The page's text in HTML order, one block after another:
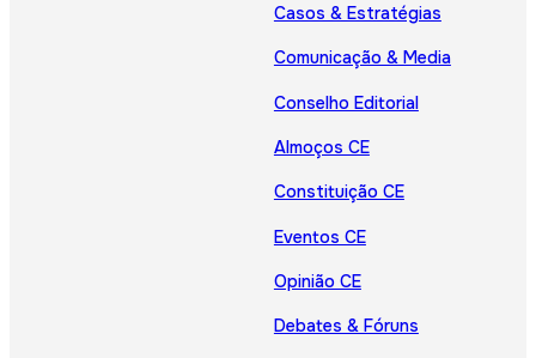
Casos & Estratégias
Comunicação & Media
Conselho Editorial
Almoços CE
Constituição CE
Eventos CE
Opinião CE
Debates & Fóruns